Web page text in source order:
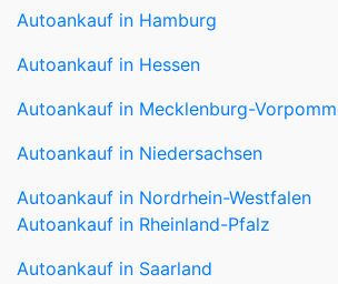
Autoankauf in Hamburg
Autoankauf in Hessen
Autoankauf in Mecklenburg-
Autoankauf in Niedersachsen
Autoankauf in Nordrhein-Westfalen
Autoankauf in Rheinland-Pfalz
Autoankauf in Saarland